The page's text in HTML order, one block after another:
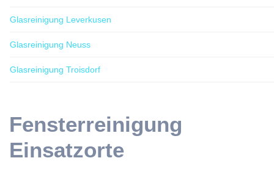
Glasreinigung Leverkusen
Glasreinigung Neuss
Glasreinigung Troisdorf
Fensterreinigung
Einsatzorte